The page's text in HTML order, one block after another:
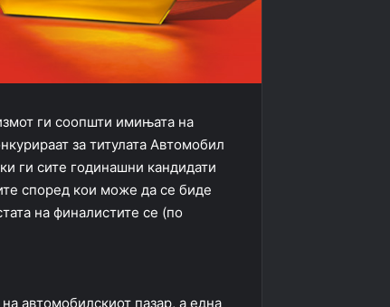
ги соопшти имињата на
за титулата Автомобил
ги сите годинашни кандидати
според кои може да се биде
на финалистите се (по
на автомобилскиот пазар, а една